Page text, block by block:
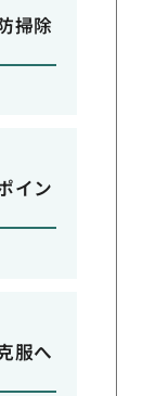
掃除
イン
服へ